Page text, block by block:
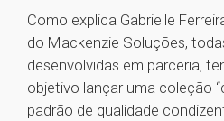
Como explica Gabrielle
do Mackenzie Soluções,
desenvolvidas em parceria,
objetivo lançar uma coleção
padrão de qualidade